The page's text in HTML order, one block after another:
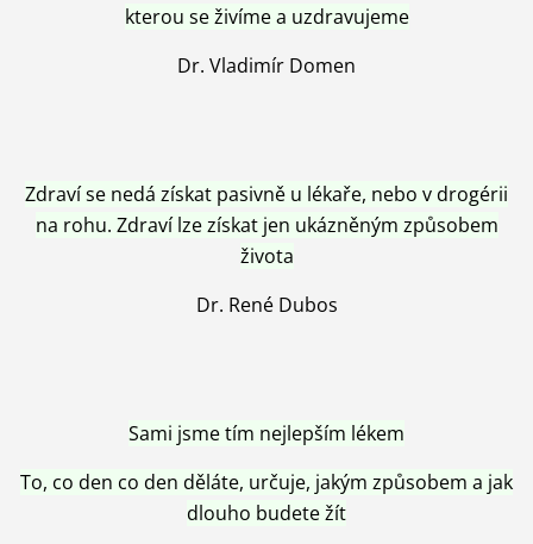
kterou se živíme a uzdravujeme
Dr. Vladimír Domen
Zdraví se nedá získat pasivně u lékaře, nebo v drogérii
na rohu. Zdraví lze získat jen ukázněným způsobem
života
Dr. René Dubos
Sami jsme tím nejlepším lékem
To, co den co den děláte, určuje, jakým způsobem a jak
dlouho budete žít